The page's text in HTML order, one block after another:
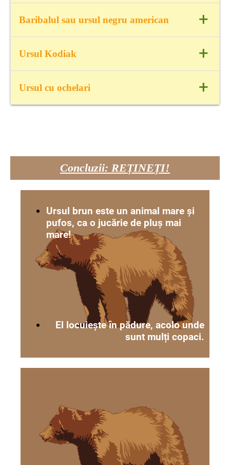
Baribalul sau ursul negru american +
Ursul Kodiak +
Ursul cu ochelari +
Concluzii: REȚINEȚI!
Ursul brun este un animal mare și
pufos, ca o jucărie de pluș mai
mare!
El locuiește în pădure, acolo unde
sunt mulți copaci.